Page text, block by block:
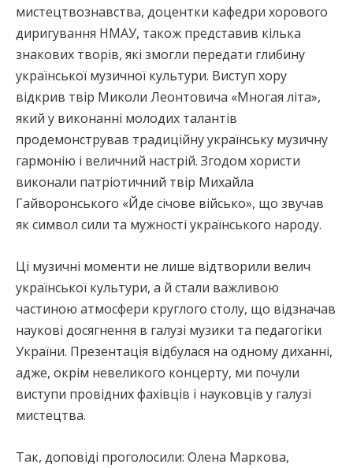
мистецтвознавства, доцентки кафедри хорового
диригування НМАУ, також представив кілька
знакових творів, які змогли передати глибину
української музичної культури. Виступ хору
відкрив твір Миколи Леонтовича «Многая літа»,
який у виконанні молодих талантів
продемонстрував традиційну українську музичну
гармонію і величний настрій. Згодом хористи
виконали патріотичний твір Михайла
Гайворонського «Йде січове військо», що звучав
як символ сили та мужності українського народу.
Ці музичні моменти не лише відтворили велич
української культури, а й стали важливою
частиною атмосфери круглого столу, що відзначав
наукові досягнення в галузі музики та педагогіки
України. Презентація відбулася на одному диханні,
адже, окрім невеликого концерту, ми почули
виступи провідних фахівців і науковців у галузі
мистецтва.
Так, доповіді проголосили: Олена Маркова,